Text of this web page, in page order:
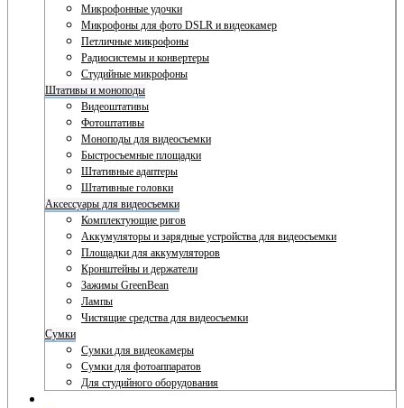
Микрофонные удочки
Микрофоны для фото DSLR и видеокамер
Петличные микрофоны
Радиосистемы и конвертеры
Студийные микрофоны
Штативы и моноподы
Видеоштативы
Фотоштативы
Моноподы для видеосъемки
Быстросъемные площадки
Штативные адаптеры
Штативные головки
Аксессуары для видеосъемки
Комплектующие ригов
Аккумуляторы и зарядные устройства для видеосъемки
Площадки для аккумуляторов
Кронштейны и держатели
Зажимы GreenBean
Лампы
Чистящие средства для видеосъемки
Сумки
Сумки для видеокамеры
Сумки для фотоаппаратов
Для студийного оборудования